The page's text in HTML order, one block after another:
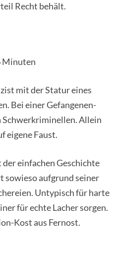
Recht behält.
Minuten
mit der Statur eines
Bei einer Gefangenen-
Schwerkriminellen. Allein
eigene Faust.
einfachen Geschichte
sowieso aufgrund seiner
Untypisch für harte
für echte Lacher sorgen.
Kost aus Fernost.